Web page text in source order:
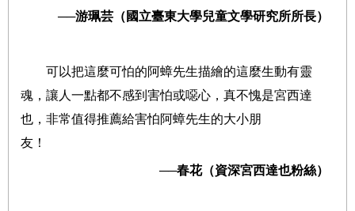
──游珮芸（國立臺東大學兒童文學研究所所長）
可以把這麼可怕的阿蟑先生描繪的這麼生動有靈
魂，讓人一點都不感到害怕或噁心，真不愧是宮西達
也，非常值得推薦給害怕阿蟑先生的大小朋
友！
──春花（資深宮西達也粉絲）